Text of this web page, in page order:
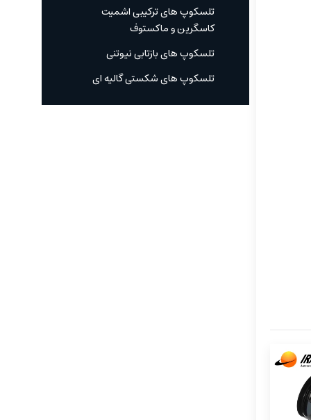
تلسکوپ های ترکیبی اشمیت
کاسگرین و ماکستوف
تلسکوپ های بازتابی نیوتنی
تلسکوپ های شکستی گالیه ای